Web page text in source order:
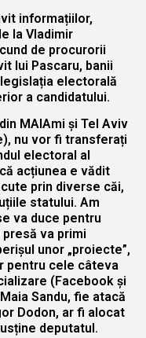
informațiilor,
la Vladimir
de procurorii
lui Pascaru, banii
electorală
a candidatului.
MAIAmi și Tel Aviv
nu vor fi transferați
electoral al
acțiunea e vădit
prin diverse căi,
statului. Am
va duce pentru
presă va primi
unor „proiecte”,
pentru cele câteva
(Facebook și
Sandu, fie atacă
Dodon, ar fi alocat
deputatul.